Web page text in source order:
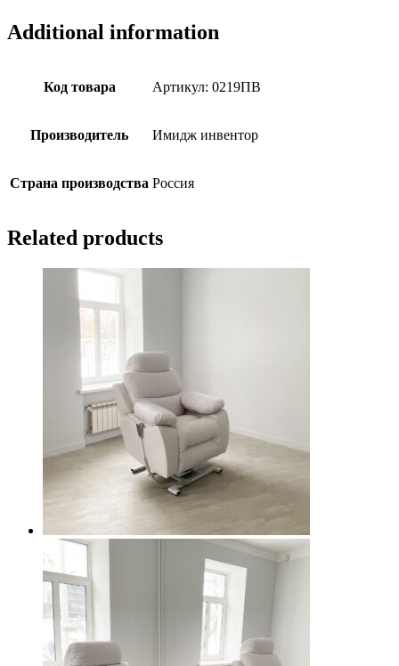
Additional information
Код товара Артикул: 0219ПВ
Производитель Имидж инвентор
Страна производства Россия
Related products